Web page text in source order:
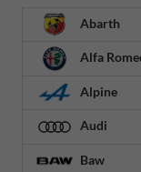
Abarth
Alfa
Alpine
Audi
Baw